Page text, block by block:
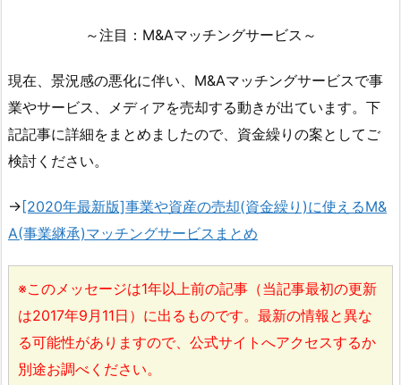
～注目：M&Aマッチングサービス～
現在、景況感の悪化に伴い、M&Aマッチングサービスで事
業やサービス、メディアを売却する動きが出ています。下
記記事に詳細をまとめましたので、資金繰りの案としてご
検討ください。
→[2020年最新版]事業や資産の売却(資金繰り)に使えるM&
A(事業継承)マッチングサービスまとめ
※このメッセージは1年以上前の記事（当記事最初の更新
は2017年9月11日）に出るものです。最新の情報と異な
る可能性がありますので、公式サイトへアクセスするか
別途お調べください。